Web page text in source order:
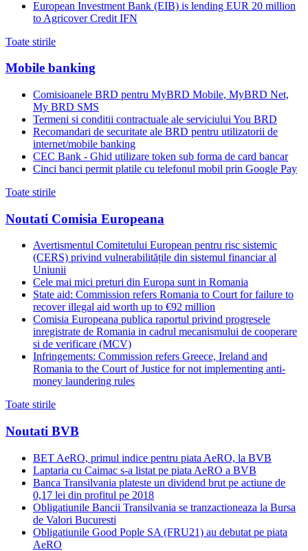
European Investment Bank (EIB) is lending EUR 20 million
to Agricover Credit IFN
Toate stirile
Mobile banking
Comisioanele BRD pentru MyBRD Mobile, MyBRD Net,
My BRD SMS
Termeni si conditii contractuale ale serviciului You BRD
Recomandari de securitate ale BRD pentru utilizatorii de
internet/mobile banking
CEC Bank - Ghid utilizare token sub forma de card bancar
Cinci banci permit platile cu telefonul mobil prin Google Pay
Toate stirile
Noutati Comisia Europeana
Avertismentul Comitetului European pentru risc sistemic
(CERS) privind vulnerabilitățile din sistemul financiar al
Uniunii
Cele mai mici preturi din Europa sunt in Romania
State aid: Commission refers Romania to Court for failure to
recover illegal aid worth up to €92 million
Comisia Europeana publica raportul privind progresele
inregistrate de Romania in cadrul mecanismului de cooperare
si de verificare (MCV)
Infringements: Commission refers Greece, Ireland and
Romania to the Court of Justice for not implementing anti-
money laundering rules
Toate stirile
Noutati BVB
BET AeRO, primul indice pentru piata AeRO, la BVB
Laptaria cu Caimac s-a listat pe piata AeRO a BVB
Banca Transilvania plateste un dividend brut pe actiune de
0,17 lei din profitul pe 2018
Obligatiunile Bancii Transilvania se tranzactioneaza la Bursa
de Valori Bucuresti
Obligatiunile Good Pople SA (FRU21) au debutat pe piata
AeRO